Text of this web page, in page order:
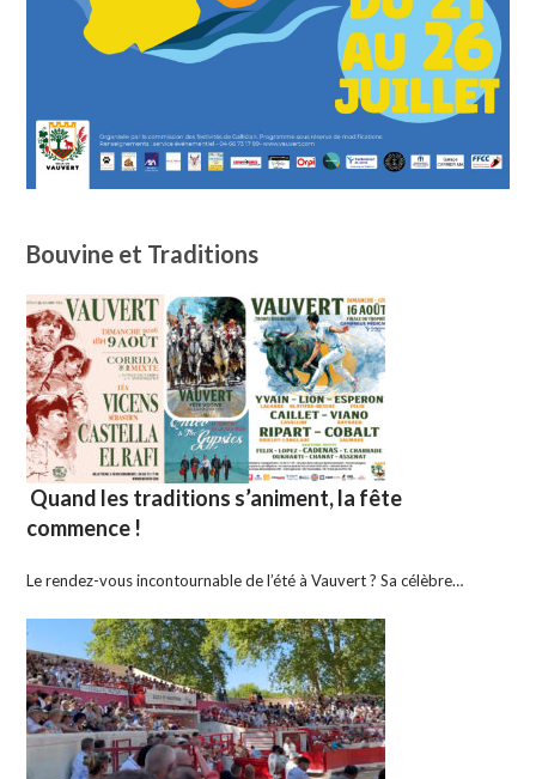
Bouvine et Traditions
Quand les traditions s’animent, la fête
commence !
Le rendez-vous incontournable de l’été à Vauvert ? Sa célèbre…